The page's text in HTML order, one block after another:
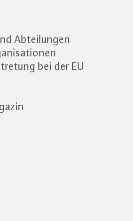
Abteilungen
bei der EU